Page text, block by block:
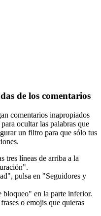
de los comentarios
comentarios inapropiados
ocultar las palabras que
un filtro para que sólo tus
tres líneas de arriba a la
pulsa en "Seguidores y
bloqueo" en la parte inferior.
o emojis que quieras